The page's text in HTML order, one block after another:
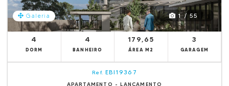
Galeria 1 / 55
4
DORM
4
BANHEIRO
179,65
ÁREA M2
3
GARAGEM
Ref. EBI19367
APARTAMENTO - LANÇAMENTO